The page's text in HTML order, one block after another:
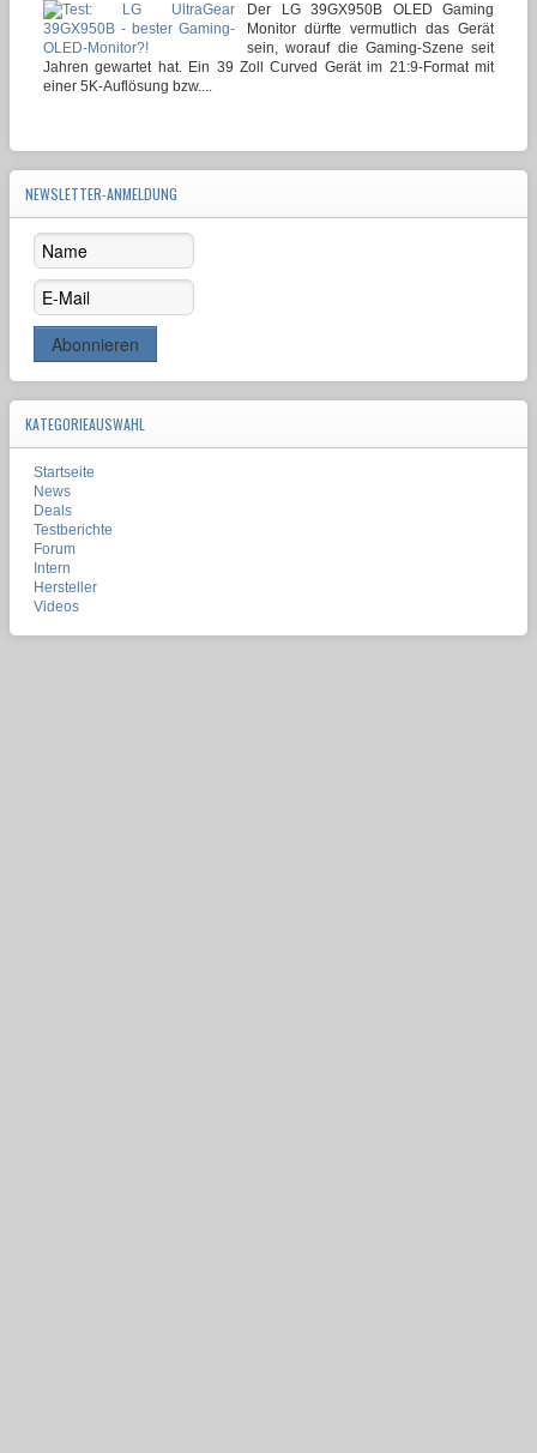
Der LG 39GX950B OLED Gaming
Monitor dürfte vermutlich das Gerät
sein, worauf die Gaming-Szene seit
Jahren gewartet hat. Ein 39 Zoll Curved Gerät im 21:9-Format mit
einer 5K-Auflösung bzw....
NEWSLETTER-ANMELDUNG
KATEGORIEAUSWAHL
Startseite
News
Deals
Testberichte
Forum
Intern
Hersteller
Videos